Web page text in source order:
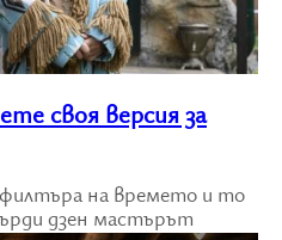
своя версия за
на времето и то
дзен мастърът